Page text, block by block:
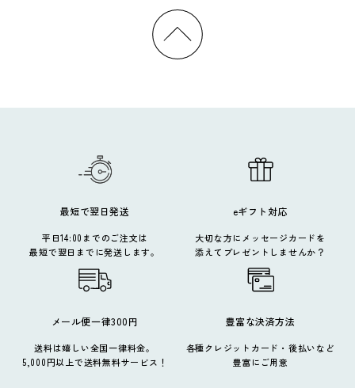
最短で翌日発送
平日14:00までのご注文は
最短で翌日までに発送します。
eギフト対応
大切な方にメッセージカードを
添えてプレゼントしませんか？
メール便一律300円
送料は嬉しい全国一律料金。
5,000円以上で送料無料サービス！
豊富な決済方法
各種クレジットカード・後払いなど
豊富にご用意